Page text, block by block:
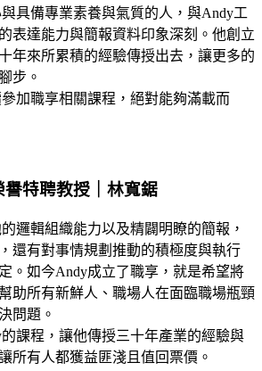
具備專業素養與氣質的人，與Andy工
表達能力與簡報資料印象深刻。他創立
年來所累積的經驗傳授出去，讓更多的
步。
加職享相關課程，絕對能夠滿載而
譽特聘教授｜林寬鋸
邏輯組織能力以及精闢明瞭的簡報，
還有對事情規劃推動的積極度與執行
。如今Andy成立了職享，就是希望將
助所有新鮮人、職場人在面臨職場瓶頸
問題。
課程，讓他傳授三十年產業的經驗與
所有人都獲益匪淺且值回票價。